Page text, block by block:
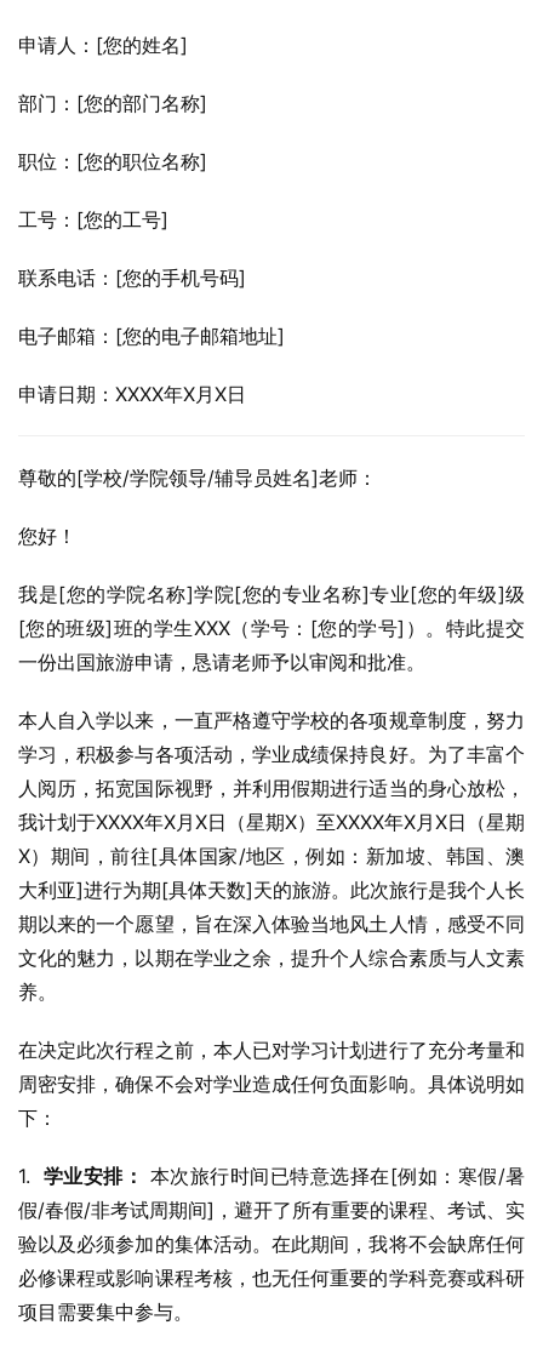
申请人：[您的姓名]
部门：[您的部门名称]
职位：[您的职位名称]
工号：[您的工号]
联系电话：[您的手机号码]
电子邮箱：[您的电子邮箱地址]
申请日期：XXXX年X月X日
尊敬的[学校/学院领导/辅导员姓名]老师：
您好！
我是[您的学院名称]学院[您的专业名称]专业[您的年级]级
[您的班级]班的学生XXX（学号：[您的学号]）。特此提交
一份出国旅游申请，恳请老师予以审阅和批准。
本人自入学以来，一直严格遵守学校的各项规章制度，努力
学习，积极参与各项活动，学业成绩保持良好。为了丰富个
人阅历，拓宽国际视野，并利用假期进行适当的身心放松，
我计划于XXXX年X月X日（星期X）至XXXX年X月X日（星期
X）期间，前往[具体国家/地区，例如：新加坡、韩国、澳
大利亚]进行为期[具体天数]天的旅游。此次旅行是我个人长
期以来的一个愿望，旨在深入体验当地风土人情，感受不同
文化的魅力，以期在学业之余，提升个人综合素质与人文素
养。
在决定此次行程之前，本人已对学习计划进行了充分考量和
周密安排，确保不会对学业造成任何负面影响。具体说明如
下：
1. 学业安排： 本次旅行时间已特意选择在[例如：寒假/暑
假/春假/非考试周期间]，避开了所有重要的课程、考试、实
验以及必须参加的集体活动。在此期间，我将不会缺席任何
必修课程或影响课程考核，也无任何重要的学科竞赛或科研
项目需要集中参与。